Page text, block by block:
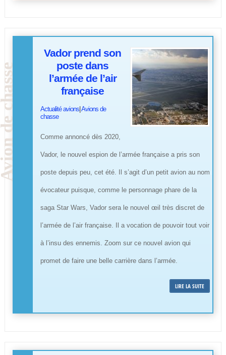
Vador prend son
poste dans
l’armée de l’air
française
Actualité avions| Avions de
chasse
Comme annoncé dès 2020,
Vador, le nouvel espion de l’armée française a pris son
poste depuis peu, cet été. Il s’agit d’un petit avion au nom
évocateur puisque, comme le personnage phare de la
saga Star Wars, Vador sera le nouvel œil très discret de
l’armée de l’air française. Il a vocation de pouvoir tout voir
à l’insu des ennemis. Zoom sur ce nouvel avion qui
promet de faire une belle carrière dans l’armée.
LIRE LA SUITE